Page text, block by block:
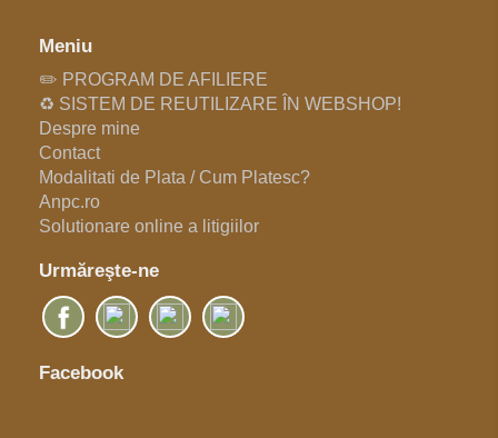
Meniu
✏️ PROGRAM DE AFILIERE
♻️ SISTEM DE REUTILIZARE ÎN WEBSHOP!
Despre mine
Contact
Modalitati de Plata / Cum Platesc?
Anpc.ro
Solutionare online a litigiilor
Urmăreşte-ne
Facebook